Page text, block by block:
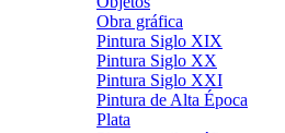
Obra gráfica
Pintura Siglo XIX
Pintura Siglo XX
Pintura Siglo XXI
Pintura de Alta Época
Plata